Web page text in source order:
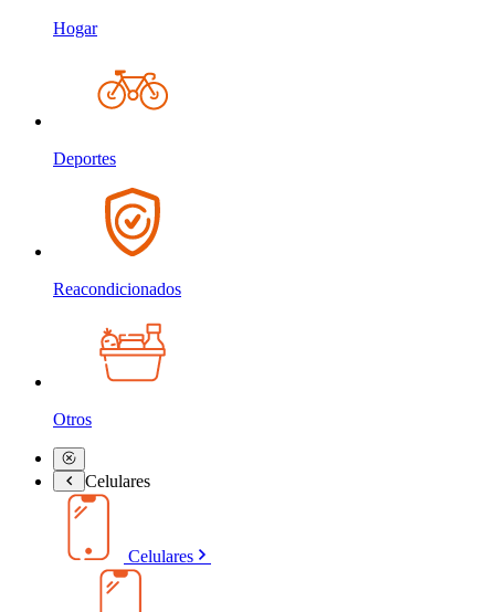
Hogar
Deportes
Reacondicionados
Otros
Celulares
Celulares